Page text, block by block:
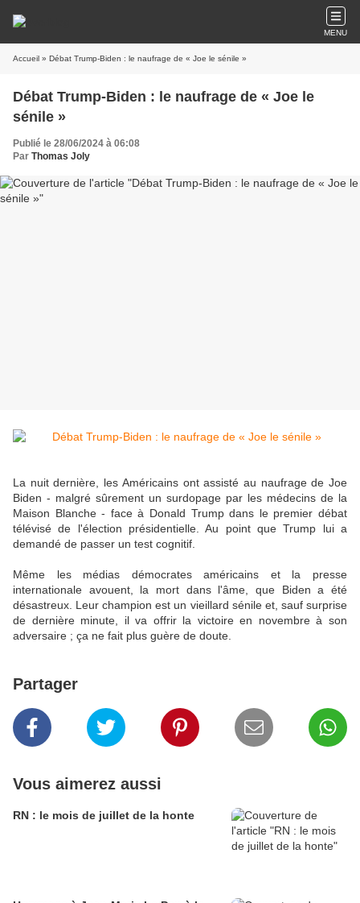
MENU
Accueil » Débat Trump-Biden : le naufrage de « Joe le sénile »
Débat Trump-Biden : le naufrage de « Joe le
sénile »
Publié le 28/06/2024 à 06:08
Par Thomas Joly
La nuit dernière, les Américains ont assisté au naufrage de Joe
Biden - malgré sûrement un surdopage par les médecins de la
Maison Blanche - face à Donald Trump dans le premier débat
télévisé de l'élection présidentielle. Au point que Trump lui a
demandé de passer un test cognitif.
Même les médias démocrates américains et la presse
internationale avouent, la mort dans l'âme, que Biden a été
désastreux. Leur champion est un vieillard sénile et, sauf surprise
de dernière minute, il va offrir la victoire en novembre à son
adversaire ; ça ne fait plus guère de doute.
Partager
Vous aimerez aussi
RN : le mois de juillet de la honte